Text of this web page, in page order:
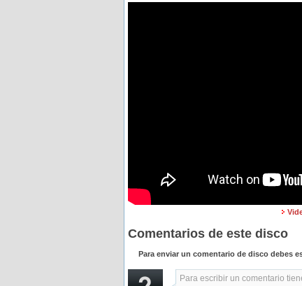
Comentarios de este disco
Para enviar un comentario de disco debes